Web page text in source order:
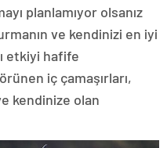
planlamıyor olsanız
ve kendinizi en iyi
etkiyi hafife
iç çamaşırları,
kendinize olan